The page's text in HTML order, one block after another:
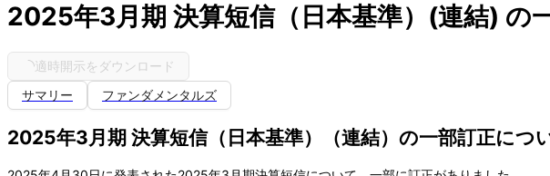
2025年3月期 決算短信（日本基準）(連結) の
適時開示をダウンロード
サマリー
ファンダメンタルズ
2025年3月期 決算短信（日本基準）（連結）の一部訂正につ